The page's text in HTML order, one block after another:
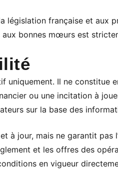
législation française et aux
bonnes mœurs est
Il ne constitue
ou une incitation à
sur la base des
à jour, mais ne garantit pas
et les offres des
en vigueur